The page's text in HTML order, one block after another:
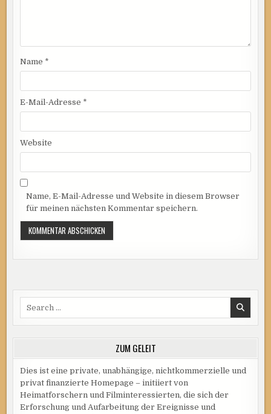
Name *
E-Mail-Adresse *
Website
Name, E-Mail-Adresse und Website in diesem Browser
für meinen nächsten Kommentar speichern.
ZUM GELEIT
Dies ist eine private, unabhängige, nichtkommerzielle und
privat finanzierte Homepage – initiiert von
Heimatforschern und Filminteressierten, die sich der
Erforschung und Aufarbeitung der Ereignisse und